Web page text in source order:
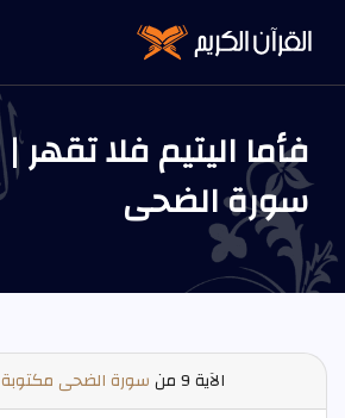
سورة الضحى
الآية9 من سورة الضحى مكتوبة